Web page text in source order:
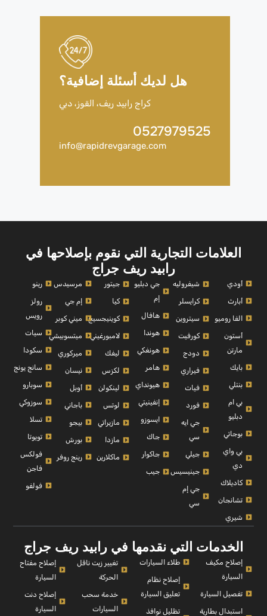
هل لديك أسئلة إضافية؟
كراج رابيد ريف، القوز، دبي
0527979525
info@rapidrevgarage.com
العلامات التجارية التي نقوم بإصلاحها في
رابيد ريف جراج
أودي
أبارث
الفا روميو
أستون
مارتن
بايك
بنتلي
بي ام
دبليو
بوجاتي
بي واي
دي
كاديلاك
تشانجان
شيري
شيفروليه
كرايسلر
سيتروين
كورفيت
دودج
فيراري
فيات
فورد
جي ايه
سي
جيلي
جينيسيس
جي إم
سي
جي دبليو
إم
هافال
هوندا
هونغكي
هامر
هيونداي
إنفينيتي
ايسوزو
جاك
جاكوار
جيب
جيتور
كيا
كوينيجسيج
لامبورغيني
ليفك
لكزس
لينكولن
لوتس
مازيراتي
مازدا
ماكلارين
مرسيدس
إم جي
ميني كوبر
ميتسوبيشي
ميركوري
نيسان
أوبل
باجاني
بيجو
بورش
رينج روفر
رينو
رولز
رويس
سيات
سكودا
سانج يونج
سوبارو
سوزوكي
تسلا
تويوتا
فولكس
فاجن
فولفو
الخدمات التي نقدمها في رابيد ريف جراج
إصلاح مكيف
السيارة
تفصيل السيارة
استبدال بطارية
طلاء السيارات
إصلاح نظام
تعليق السيارة
تظليل نوافذ
تغيير زيت ناقل
الحركة
خدمة سحب
السيارات
إصلاح مفتاح
السيارة
إصلاح دنت
السيارة